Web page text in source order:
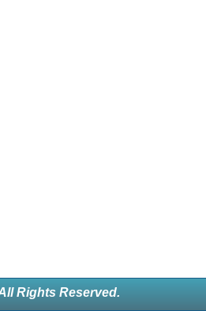
Rights Reserved.